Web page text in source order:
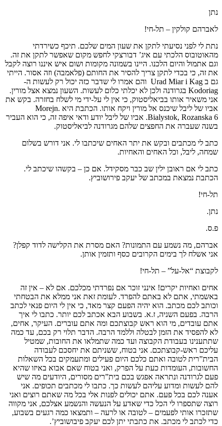
נתן
לאברהם קולקין – תל-חי!
נתת לי לפני נסיעתי לתקן את שעון המים שלכם. תיכף כשירדתי
מהאוטובוס הלכתי עם איג’ דבורצקי לחפש מקום שאפשר לתקן את זה.
וגם אתמול והיום הלכנו. היינו בשמונה מקומות ושום איש איננו רוצה לקבל
את זה, כי בכדי לתקן צריך להסיר את החותם (פלאמבה) וזה אסור. הייתי
גם ב Urad Miar i Kag והם אמרו לי שדבר כזה יכול רק לעשות ה-
Kodoriag בגרודנה ולכן לא יכלתי כלום לעשות. השעון נמצא אצל מורין.
אני משאיר אותו בביאליסטוק, כי אין לי על-ידי מי לשלח בחזרה. בקש את
אביו של ליבל שיכנס אל מורין ויקח אותו. הכתבת היא Morejn.
Bialystok, Rozanska 6. אביו של ליבל יודע ודאי איפה זה, כי הוא העביר
בשנה שעברה את החפצים שלהם מגרודנה לביאליסטוק.
כתב לי מכתבים ובקש את יתר האחים שיכתבו לי. אני דורש בשלום
שמחה, ליבל, וכל האחים והאחיות.
כתב לי אם ראובן ילין שב כבר מסקידל. אם כן – בקשהו שיכתב לי.
הכתבת נמצאת במכתב של יעקב פירושוביץ.
תל-חי!
נתן.
פ.ס.
אברהם, מה נשמע עם התמונות? האם מסרת את הקלישה לדוד קפלן?
אני אשלח לך בימים הקרובים כסף ותזמין אותן.
לקבוצת “אל-על” – תל-חי!
אחים ואחיות יקרים! אינני זוכר אם נפרדתי מכלכם. אם לא – אין זה
באשמתי, אתם לא באתם להפרד. לעומת זאת אני ממלא את הבטחתי
וכותב לכם מכתב. הוא יהיה הפעם קצר מאד, כי אין לי היום פנאי לכתב
הרבה. בפעם השניה, ז.א. בשבוע הבא אכתב לכם יותר. כתבו לי איך
אתם עובדים, מי הוא ראש קבוצתכם ומה אתם עוברים. העיקר, אחים,
לא להפסיד את הזמן לבטלה וללמד הרבה. הדבר תלוי רק בכם, עד כמה
שתתענינו בעבודת הקבוצה ועד כמה שתמלאו את החובות, שמטיל
עליכם ראש-קבוצתכם. אני בטוח, ששניתם את יחסכם לעבודה
הבית”רית לטובה ואתם כלכם היום פעילים ומתעמקים בכל השאלות
החשובות, העומדות כעת על הפרק, ואני בטוח שאם אבוא באיזו שהיא
פעם לגרודנה ונתראה אפגש בכם בית”רים מסורים, היודעים מה שיש
להם לעשות ומדוע עליהם לעשות כך. כתבו לי מכתבים תכופים. אני
אענה לכם בכל פעם. אתם יכולים לפנות אלי בכל מה שאתם רוצים ואני
רוצה שתספרו לי הכל כדי שאדע על הנעשה והנשמע אצלכם, אני מקווה
שתזכרו אותי לפעמים – לטובה או לרעה – ותמצאו כמה רגעים בשבוע,
כדי לכתב לי מכתב. את כתבתי יתן לכם יעקב פיבושוביץ’.